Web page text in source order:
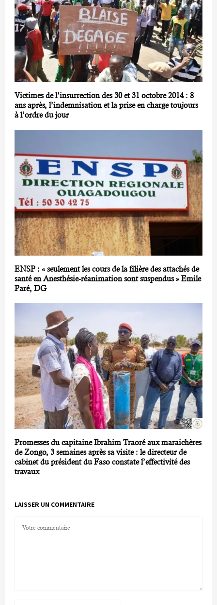
Victimes de l’insurrection des 30 et 31 octobre 2014 : 8
ans après, l’indemnisation et la prise en charge toujours
à l’ordre du jour
ENSP : « seulement les cours de la filière des attachés de
santé en Anesthésie-réanimation sont suspendus » Emile
Paré, DG
Promesses du capitaine Ibrahim Traoré aux maraichères
de Zongo, 3 semaines après sa visite : le directeur de
cabinet du président du Faso constate l’effectivité des
travaux
LAISSER UN COMMENTAIRE